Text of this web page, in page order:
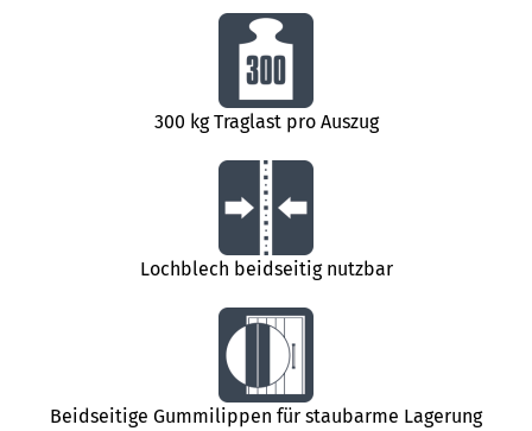
300 kg Traglast pro Auszug
Lochblech beidseitig nutzbar
Beidseitige Gummilippen für staubarme Lagerung